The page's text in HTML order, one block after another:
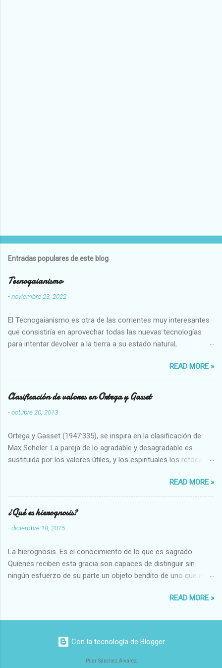
Entradas populares de este blog
Tecnogaianismo
-noviembre 23, 2022
El Tecnogaianismo es otra de las corrientes muy interesantes
que consistiría en aprovechar todas las nuevas tecnologías
para intentar devolver a la tierra a su estado natural,
READ MORE »
Clasificación de valores en Ortega y Gasset
-octubre 20, 2013
Ortega y Gasset (1947:335), se inspira en la clasificación de
Max Scheler. La pareja de lo agradable y desagradable es
sustituida por los valores útiles, y los espirituales los retoca.
Abundante-Escaso,etc 2 VITALES Sano-Enfermo Selecto-
Vulgar Enérgico-Inerte Fuerte-Débil,etc. 3 ESPIRITUALES a)
Intelectuales Conocimiento-Error Exacto-Aproximado
Evidente-Probable,etc b) Morales Bueno-malo Bondadoso-
malvado Justo-Injusto Escrupuloso-Relajado Leal-Desleal,etc.
Armonioso-Inarmonioso 4 RELIGIOSOS Santo-Pr...
READ MORE »
¿Qué es hierognosis?
-diciembre 18, 2015
La hierognosis. Es el conocimiento de lo que es sagrado.
Quienes reciben esta gracia son capaces de distinguir sin
ningún esfuerzo de su parte un objeto bendito de uno que no
READ MORE »
Con la tecnología de Blogger
Pilar Sánchez Alvarez